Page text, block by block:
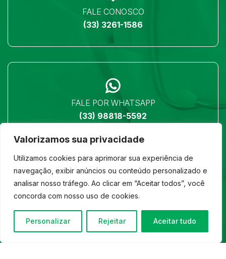
Valorizamos sua privacidade
Utilizamos cookies para aprimorar sua experiência de
navegação, exibir anúncios ou conteúdo personalizado e
analisar nosso tráfego. Ao clicar em “Aceitar todos”, você
concorda com nosso uso de cookies.
Personalizar Rejeitar Aceitar tudo
FALE CONOSCO
(33) 3261-1586
FALE POR WHATSAPP
(33) 98818-5592
LOCALIZAÇÃO